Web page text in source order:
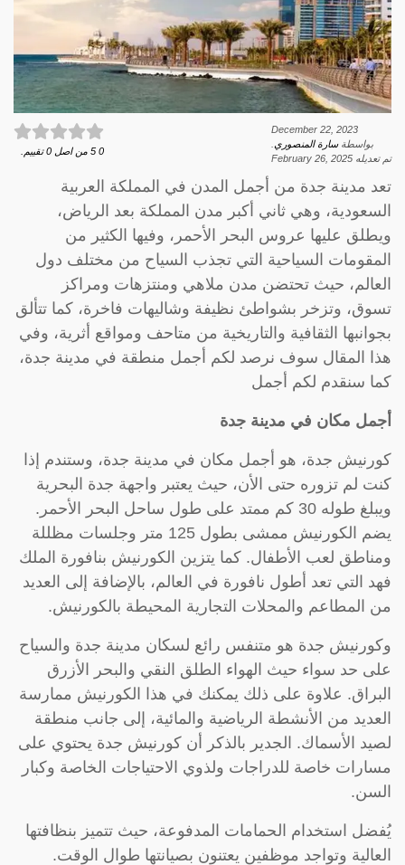
December 22, 2023
بواسطةسارة المنصوري
تم تعديله February 26, 2025
0
5 من اصل 0 تقييم.
تعد مدينة جدة من أجمل المدن في المملكة العربية
السعودية، وهي ثاني أكبر مدن المملكة بعد الرياض،
ويطلق عليها عروس البحر الأحمر، وفيها الكثير من
المقومات السياحية التي تجذب السياح من مختلف دول
العالم، حيث تحتضن مدن ملاهي ومنتزهات ومراكز
تسوق، وتزخر بشواطئ نظيفة وشاليهات فاخرة، كما تتألق
بجوانبها الثقافية والتاريخية من متاحف ومواقع أثرية، وفي
هذا المقال سوف نرصد لكم أجمل منطقة في مدينة جدة،
كما سنقدم لكم أجمل
أجمل مكان في مدينة جدة
كورنيش جدة، هو أجمل مكان في مدينة جدة، وستندم إذا
كنت لم تزوره حتى الأن، حيث يعتبر واجهة جدة البحرية
ويبلغ طوله 30 كم ممتد على طول ساحل البحر الأحمر.
يضم الكورنيش ممشى بطول 125 متر وجلسات مظللة
ومناطق لعب الأطفال. كما يتزين الكورنيش بنافورة الملك
فهد التي تعد أطول نافورة في العالم، بالإضافة إلى العديد
من المطاعم والمحلات التجارية المحيطة بالكورنيش.
وكورنيش جدة هو متنفس رائع لسكان مدينة جدة والسياح
على حد سواء حيث الهواء الطلق النقي والبحر الأزرق
البراق. علاوة على ذلك يمكنك في هذا الكورنيش ممارسة
العديد من الأنشطة الرياضية والمائية، إلى جانب منطقة
لصيد الأسماك. الجدير بالذكر أن كورنيش جدة يحتوي على
مسارات خاصة للدراجات ولذوي الاحتياجات الخاصة وكبار
السن.
يُفضل استخدام الحمامات المدفوعة، حيث تتميز بنظافتها
العالية وتواجد موظفين يعتنون بصيانتها طوال الوقت.